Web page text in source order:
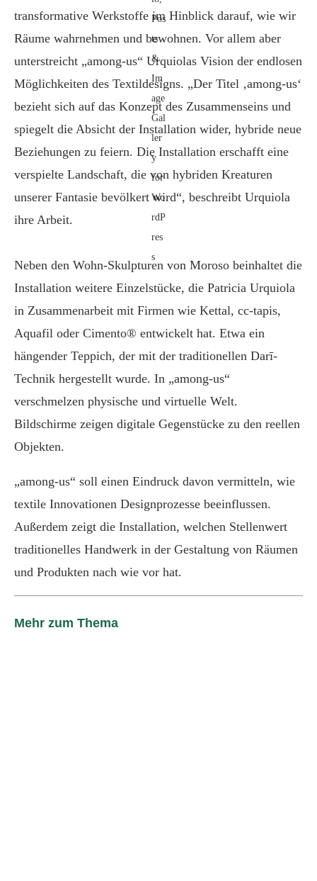
transformative Werkstoffe im Hinblick darauf, wie wir
Räume wahrnehmen und bewohnen. Vor allem aber
unterstreicht „among-us“ Urquiolas Vision der endlosen
Möglichkeiten des Textildesigns. „Der Titel ‚among-us‘
bezieht sich auf das Konzept des Zusammenseins und
spiegelt die Absicht der Installation wider, hybride neue
Beziehungen zu feiern. Die Installation erschafft eine
verspielte Landschaft, die von hybriden Kreaturen
unserer Fantasie bevölkert wird“, beschreibt Urquiola
ihre Arbeit.
Neben den Wohn-Skulpturen von Moroso beinhaltet die
Installation weitere Einzelstücke, die Patricia Urquiola
in Zusammenarbeit mit Firmen wie Kettal, cc-tapis,
Aquafil oder Cimento® entwickelt hat. Etwa ein
hängender Teppich, der mit der traditionellen Darī-
Technik hergestellt wurde. In „among-us“
verschmelzen physische und virtuelle Welt.
Bildschirme zeigen digitale Gegenstücke zu den reellen
Objekten.
„among-us“ soll einen Eindruck davon vermitteln, wie
textile Innovationen Designprozesse beeinflussen.
Außerdem zeigt die Installation, welchen Stellenwert
traditionelles Handwerk in der Gestaltung von Räumen
und Produkten nach wie vor hat.
Mehr zum Thema